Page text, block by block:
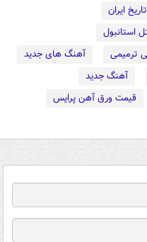
ایران
استانبول
ترمیمی
آهنگ های جدید
آهنگ جدید
قیمت ورق آهن پرایس